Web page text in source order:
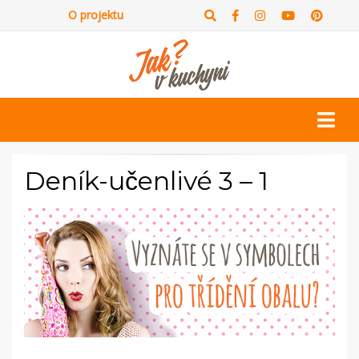
O projektu
Deník-učenlivé 3 – 1